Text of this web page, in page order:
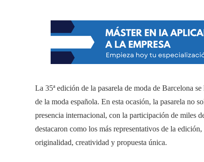
La 35ª edición de la pasarela de moda de Barcelona
de la moda española. En esta ocasión, la pasarela no
presencia internacional, con la participación de miles
destacaron como los más representativos de la
originalidad, creatividad y propuesta única.